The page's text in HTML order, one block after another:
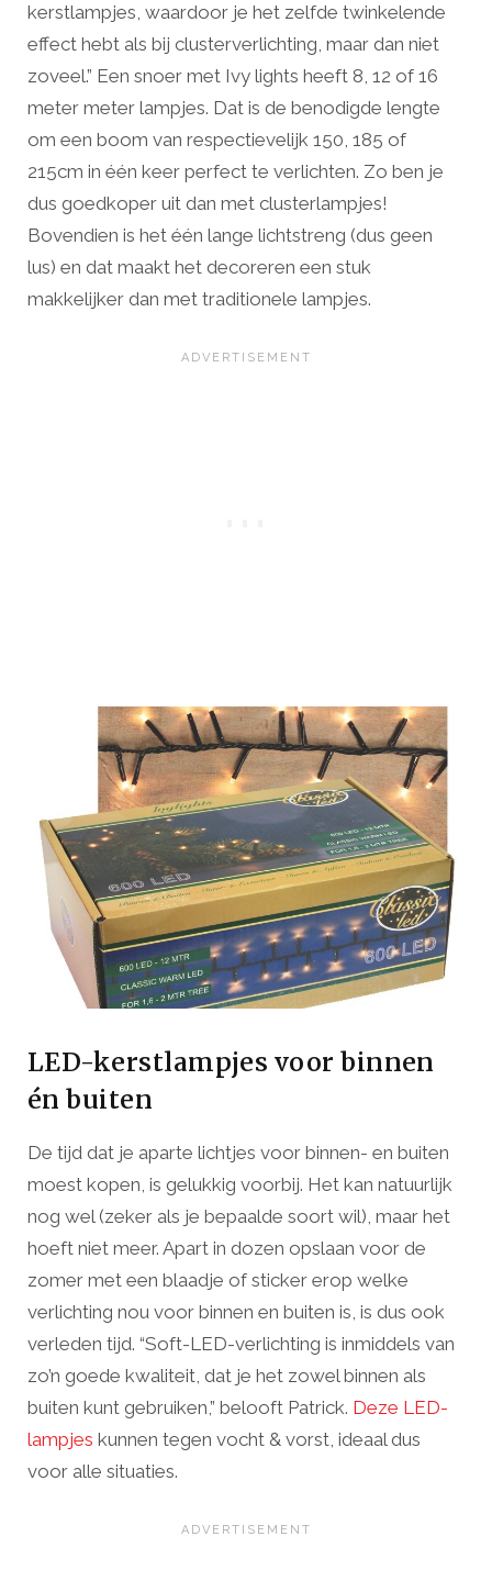
kerstlampjes, waardoor je het zelfde twinkelende
effect hebt als bij clusterverlichting, maar dan niet
zoveel.” Een snoer met Ivy lights heeft 8, 12 of 16
meter meter lampjes. Dat is de benodigde lengte
om een boom van respectievelijk 150, 185 of
215cm in één keer perfect te verlichten. Zo ben je
dus goedkoper uit dan met clusterlampjes!
Bovendien is het één lange lichtstreng (dus geen
lus) en dat maakt het decoreren een stuk
makkelijker dan met traditionele lampjes.
LED-kerstlampjes voor binnen
én buiten
De tijd dat je aparte lichtjes voor binnen- en buiten
moest kopen, is gelukkig voorbij. Het kan natuurlijk
nog wel (zeker als je bepaalde soort wil), maar het
hoeft niet meer. Apart in dozen opslaan voor de
zomer met een blaadje of sticker erop welke
verlichting nou voor binnen en buiten is, is dus ook
verleden tijd. “Soft-LED-verlichting is inmiddels van
zo’n goede kwaliteit, dat je het zowel binnen als
buiten kunt gebruiken,” belooft Patrick. Deze LED-
lampjes kunnen tegen vocht & vorst, ideaal dus
voor alle situaties.